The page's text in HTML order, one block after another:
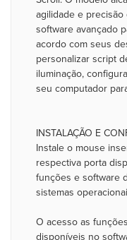
agilidade e precisão
software avançado
acordo com seus
personalizar script
iluminação,
seu computador
INSTALAÇÃO E
Instale o mouse
respectiva porta
funções e software
sistemas
O acesso as
disponíveis no